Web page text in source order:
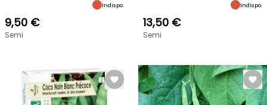
Indispo.
9,50 €
Semi
Indispo.
13,50 €
Semi